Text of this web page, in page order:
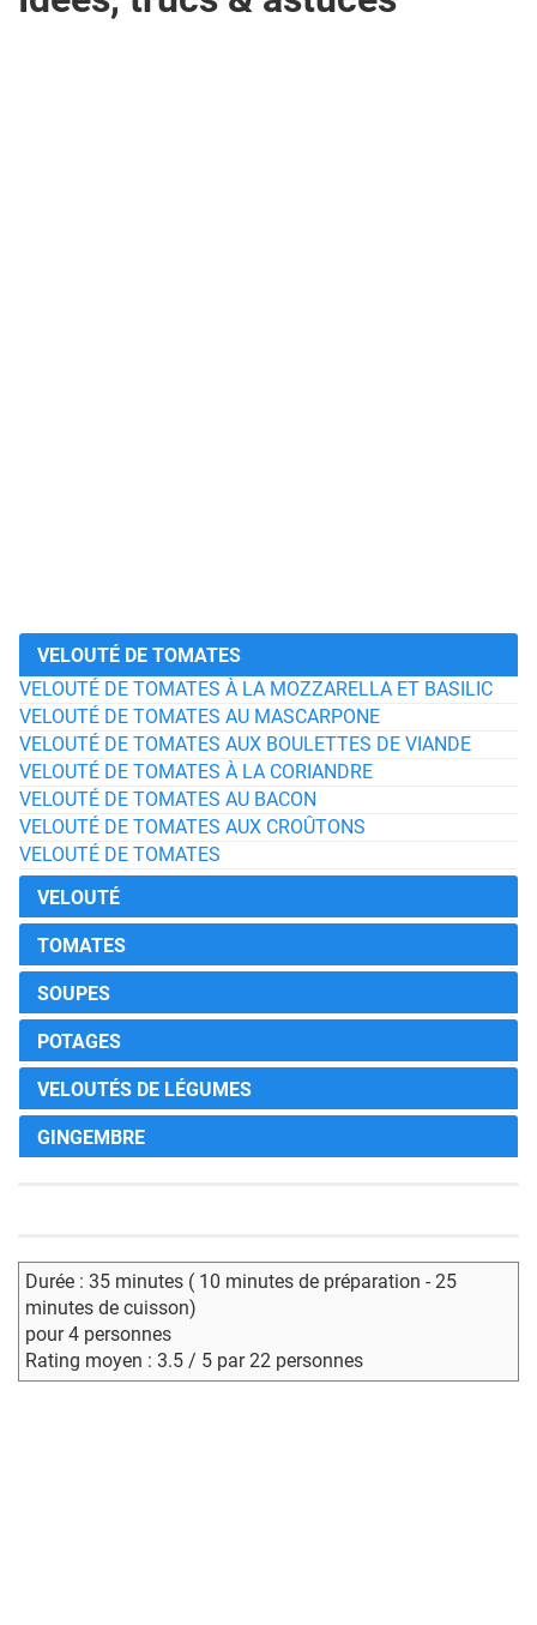
VELOUTÉ DE TOMATES
VELOUTÉ DE TOMATES À LA MOZZARELLA ET BASILIC
VELOUTÉ DE TOMATES AU MASCARPONE
VELOUTÉ DE TOMATES AUX BOULETTES DE VIANDE
VELOUTÉ DE TOMATES À LA CORIANDRE
VELOUTÉ DE TOMATES AU BACON
VELOUTÉ DE TOMATES AUX CROÛTONS
VELOUTÉ DE TOMATES
VELOUTÉ
TOMATES
SOUPES
POTAGES
VELOUTÉS DE LÉGUMES
GINGEMBRE
Durée : 35 minutes ( 10 minutes de préparation - 25
minutes de cuisson)
pour 4 personnes
Rating moyen : 3.5 / 5 par 22 personnes